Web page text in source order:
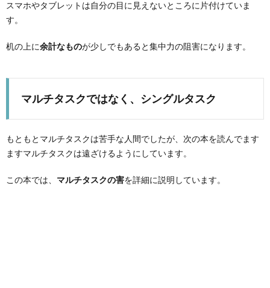
スマホやタブレットは自分の目に見えないところに片付けていま
す。
机の上に余計なものが少しでもあると集中力の阻害になります。
マルチタスクではなく、シングルタスク
もともとマルチタスクは苦手な人間でしたが、次の本を読んでます
ますマルチタスクは遠ざけるようにしています。
この本では、 マルチタスクの害を詳細に説明しています。